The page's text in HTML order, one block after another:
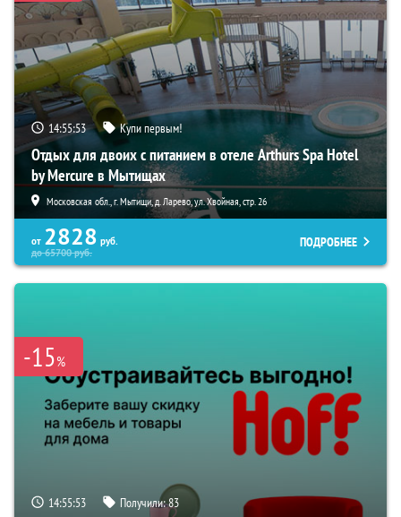
14:55:51 Купи первым!
Отдых для двоих с питанием в отеле Arthurs Spa Hotel
by Mercure в Мытищах
Московская обл., г. Мытищи, д. Ларево, ул. Хвойная, стр. 26
от 2828 руб.
до65700руб.
ПОДРОБНЕЕ
-15%
14:55:51 Получили:83